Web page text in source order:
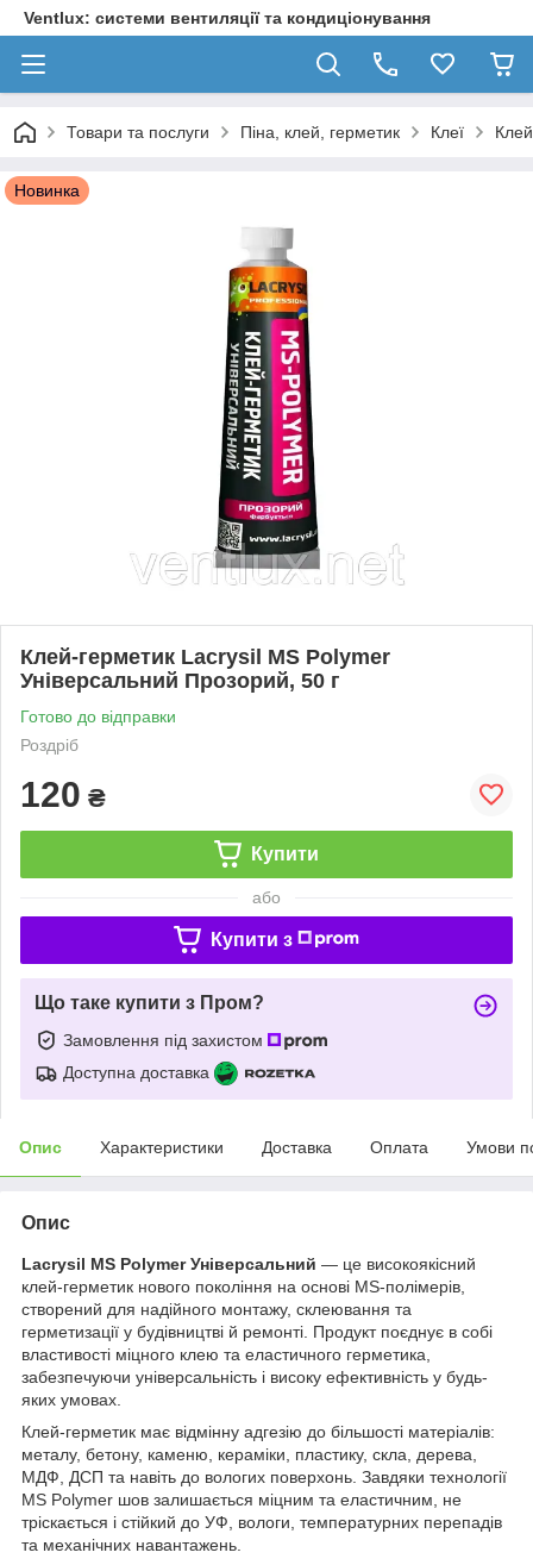
Ventlux: системи вентиляції та кондиціонування
Товари та послуги Піна, клей, герметик Клеї
Новинка
Клей-герметик Lacrysil MS Polymer
Універсальний Прозорий, 50 г
Готово до відправки
Роздріб
120 ₴
Купити
або
Купити з
Що таке купити з Пром?
Замовлення під захистом
Доступна доставка
Опис Характеристики Доставка Оплата Умови
Опис
Lacrysil MS Polymer Універсальний — це високоякісний
клей-герметик нового покоління на основі MS-полімерів,
створений для надійного монтажу, склеювання та
герметизації у будівництві й ремонті. Продукт поєднує в собі
властивості міцного клею та еластичного герметика,
забезпечуючи універсальність і високу ефективність у будь-
яких умовах.
Клей-герметик має відмінну адгезію до більшості матеріалів:
металу, бетону, каменю, кераміки, пластику, скла, дерева,
МДФ, ДСП та навіть до вологих поверхонь. Завдяки технології
MS Polymer шов залишається міцним та еластичним, не
тріскається і стійкий до УФ, вологи, температурних перепадів
та механічних навантажень.